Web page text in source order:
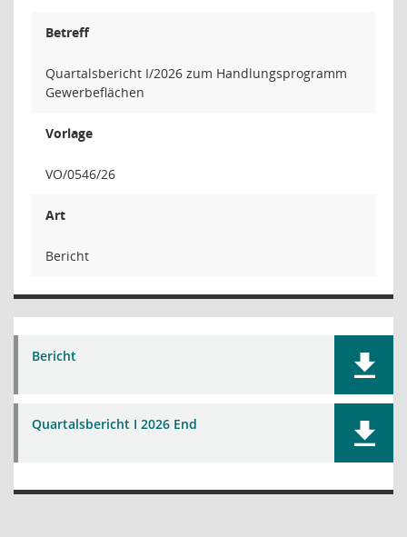
Betreff
Quartalsbericht I/2026 zum Handlungsprogramm
Gewerbeflächen
Vorlage
VO/0546/26
Art
Bericht
Bericht
Quartalsbericht I 2026 End